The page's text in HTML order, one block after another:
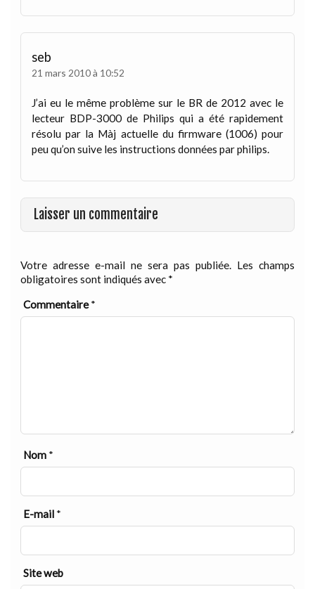
seb
21 mars 2010 à 10:52
J’ai eu le même problème sur le BR de 2012 avec le
lecteur BDP-3000 de Philips qui a été rapidement
résolu par la Màj actuelle du firmware (1006) pour
peu qu’on suive les instructions données par philips.
Laisser un commentaire
Votre adresse e-mail ne sera pas publiée. Les champs
obligatoires sont indiqués avec *
Commentaire*
Nom *
E-mail *
Site web